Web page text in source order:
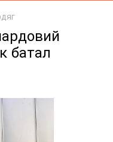
батал